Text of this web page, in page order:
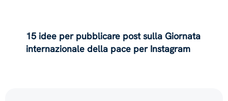
15 idee per pubblicare post sulla Giornata
internazionale della pace per Instagram